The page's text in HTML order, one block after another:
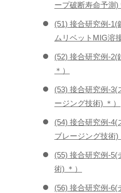
ープ破断寿命予測)
(51) 接合研究例-1(
ムリベットMIG溶
(52) 接合研究例-2(
＊）
(53) 接合研究例-3(
ージング技術) ＊）
(54) 接合研究例-4(
ブレージング技術)
(55) 接合研究例-5(
術) ＊）
(56) 接合研究例-6(